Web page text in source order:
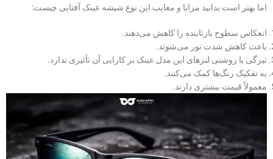
اما بهتر است بدانید مزایا و معایب این نوع شیشه عینک آفتابی چیست:
انعکاس سطوح بازتابنده را کاهش می‌دهند.
باعث کاهش شدت نور می‌شوند.
تیرگی یا روشنی لنزهای این مدل عینک بر کارایی آن تأثیری ندارد.
به تفکیک رنگ‌ها کمک می‌کنند.
معمولاً قیمت بیشتری دارند.